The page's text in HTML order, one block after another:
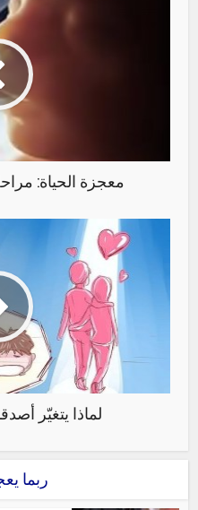
معجزة الحياة:
لماذا يتغيّر
ربما